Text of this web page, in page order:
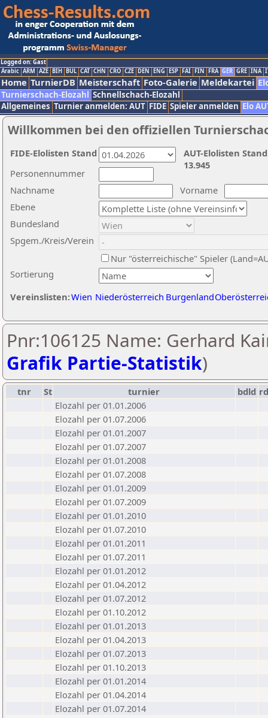
Logged on: Gast
Arabic ARM AZE BIH BUL CAT CHN CRO CZE DEN ENG ESP FAI FIN FRA GER GRE INA
Home TurnierDB Meisterschaft Foto-Galerie Meldekartei
Turnierschach-Elozahl Schnellschach-Elozahl
Allgemeines Turnier anmelden: AUT FIDE Spieler anmelden Elo
Willkommen bei den offiziellen
Nachname
Vorname
Ebene
Sortierung
Personennummer
Bundesland
Spgem./Kreis/Verein
Nur "österreichische" Spieler
Vereinslisten:Wien Niederösterreich Burgenland
AUT-Elolisten
13.945
FIDE-Elolisten Stand
Pnr:106125 Name: Gerhard
Grafik Partie-Statistik)
tnr St turnier bdld rd
Elozahl per 01.01.2006
Elozahl per 01.07.2006
Elozahl per 01.01.2007
Elozahl per 01.07.2007
Elozahl per 01.01.2008
Elozahl per 01.07.2008
Elozahl per 01.01.2009
Elozahl per 01.07.2009
Elozahl per 01.01.2010
Elozahl per 01.07.2010
Elozahl per 01.01.2011
Elozahl per 01.07.2011
Elozahl per 01.01.2012
Elozahl per 01.04.2012
Elozahl per 01.07.2012
Elozahl per 01.10.2012
Elozahl per 01.01.2013
Elozahl per 01.04.2013
Elozahl per 01.07.2013
Elozahl per 01.10.2013
Elozahl per 01.01.2014
Elozahl per 01.04.2014
Elozahl per 01.07.2014